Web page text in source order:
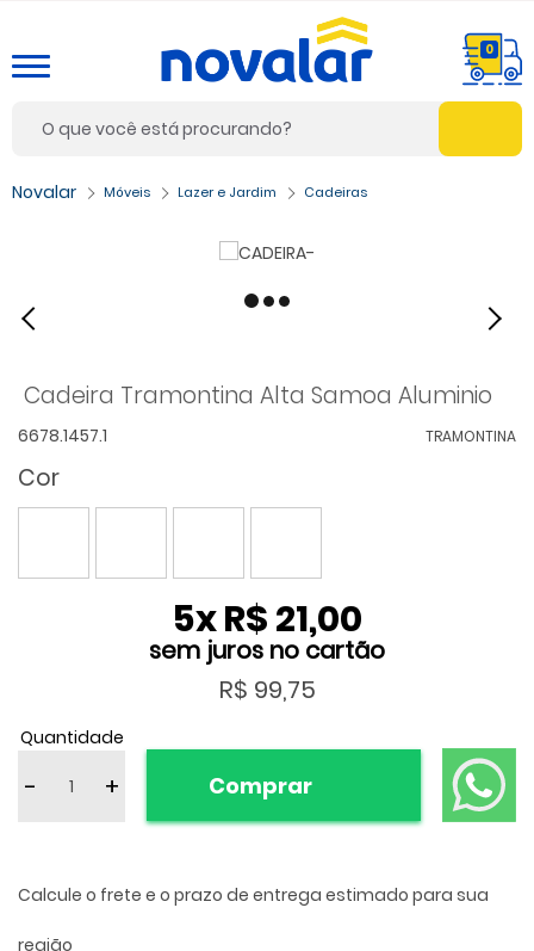
0
Móveis Lazer e Jardim Cadeiras
Cadeira Tramontina Alta Samoa Aluminio
TRAMONTINA
6678.1457.1
Cor
5xR$ 21,00
R$ 99,75
Quantidade
- + Comprar